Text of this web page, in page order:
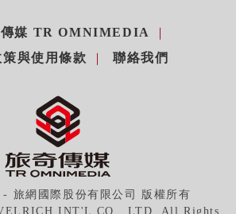
傳媒 TR OMNIMEDIA
策與使用條款
聯絡我們
旅網國際股份有限公司 版權所有
INT'L CO., LTD. All Rights